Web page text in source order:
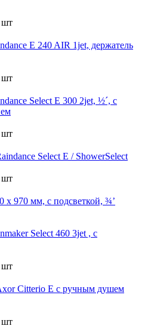
шт
E 240 AIR 1jet, держатель
шт
Select E 300 2jet, ½´, с
шт
Select E / ShowerSelect
шт
x 970 мм, с подсветкой, ¾’
Select 460 3jet , с
шт
Citterio E c ручным душем
шт